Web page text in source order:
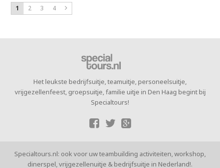
1 2 3 4
Het leukste bedrijfsuitje, teamuitje, personeelsuitje,
vrijgezellenfeest, groepsuitje, familie uitje in Den Haag begint bij
Specialtours!
Specialtours.nl: ook voor uw teambuilding activiteiten, workshop,
dinerspel, vrijgezellenuitje & bedrijfsuitje in Nederland!.